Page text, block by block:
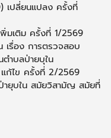
ปลี่ยนแปลง ครั้งที่
มเติม ครั้งที่ 1/2569
เรื่อง การตรวจสอบ
ำบลป่ายบุใน
ก้ไข ครั้งที่ 2/2569
ายุบใน สมัยวิสามัญ สมัยที่